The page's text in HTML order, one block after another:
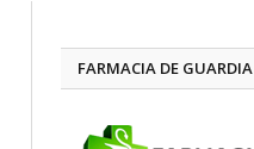
FARMACIA DE GUARDIA